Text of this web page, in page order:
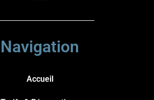
Navigation
Accueil